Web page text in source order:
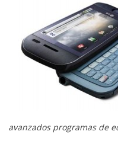
avanzados programas de